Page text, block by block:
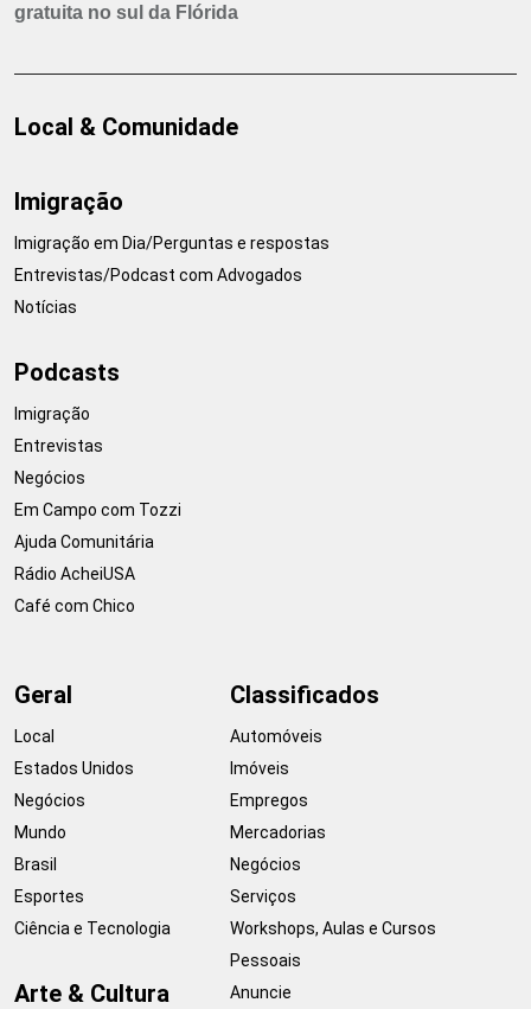
gratuita no sul da Flórida
Local & Comunidade
Imigração
Imigração em Dia/Perguntas e respostas
Entrevistas/Podcast com Advogados
Notícias
Podcasts
Imigração
Entrevistas
Negócios
Em Campo com Tozzi
Ajuda Comunitária
Rádio AcheiUSA
Café com Chico
Geral
Local
Estados Unidos
Negócios
Mundo
Brasil
Esportes
Ciência e Tecnologia
Arte & Cultura
Classificados
Automóveis
Imóveis
Empregos
Mercadorias
Negócios
Serviços
Workshops, Aulas e Cursos
Pessoais
Anuncie